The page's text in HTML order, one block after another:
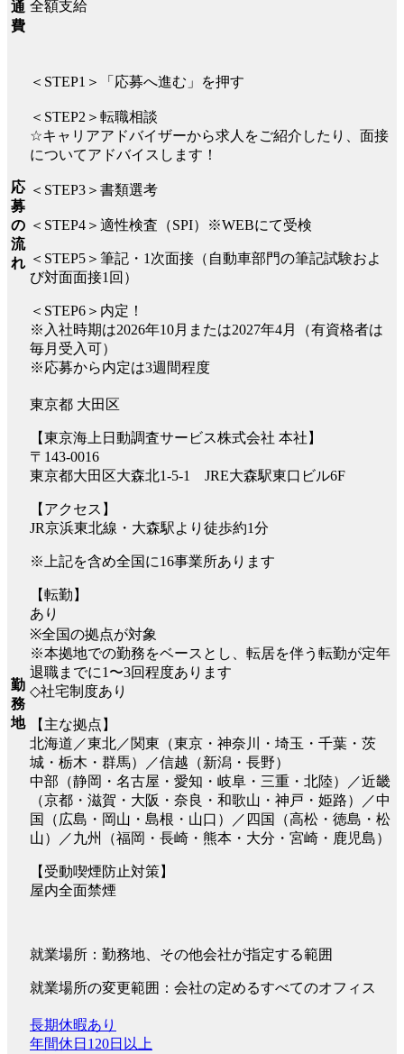
通
費
全額支給
応
募
の
流
れ
＜STEP1＞「応募へ進む」を押す
＜STEP2＞転職相談
☆キャリアアドバイザーから求人をご紹介したり、面接
についてアドバイスします！
＜STEP3＞書類選考
＜STEP4＞適性検査（SPI）※WEBにて受検
＜STEP5＞筆記・1次面接（自動車部門の筆記試験およ
び対面面接1回）
＜STEP6＞内定！
※入社時期は2026年10月または2027年4月（有資格者は
毎月受入可）
※応募から内定は3週間程度
勤
務
地
東京都 大田区
【東京海上日動調査サービス株式会社 本社】
〒143-0016
東京都大田区大森北1-5-1 JRE大森駅東口ビル6F
【アクセス】
JR京浜東北線・大森駅より徒歩約1分
※上記を含め全国に16事業所あります
【転勤】
あり
※全国の拠点が対象
※本拠地での勤務をベースとし、転居を伴う転勤が定年
退職までに1〜3回程度あります
◇社宅制度あり
【主な拠点】
北海道／東北／関東（東京・神奈川・埼玉・千葉・茨
城・栃木・群馬）／信越（新潟・長野）
中部（静岡・名古屋・愛知・岐阜・三重・北陸）／近畿
（京都・滋賀・大阪・奈良・和歌山・神戸・姫路）／中
国（広島・岡山・島根・山口）／四国（高松・徳島・松
山）／九州（福岡・長崎・熊本・大分・宮崎・鹿児島）
【受動喫煙防止対策】
屋内全面禁煙
就業場所：勤務地、その他会社が指定する範囲
就業場所の変更範囲：会社の定めるすべてのオフィス
長期休暇あり
年間休日120日以上